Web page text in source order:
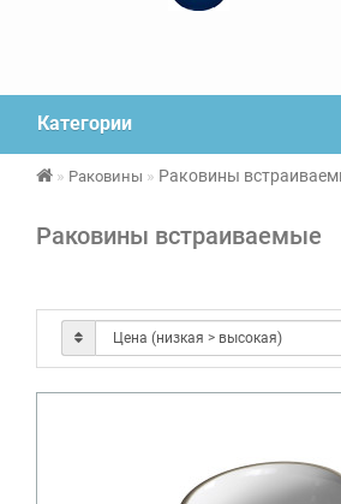
Категории
Раковины Раковины
Раковины встраиваемые